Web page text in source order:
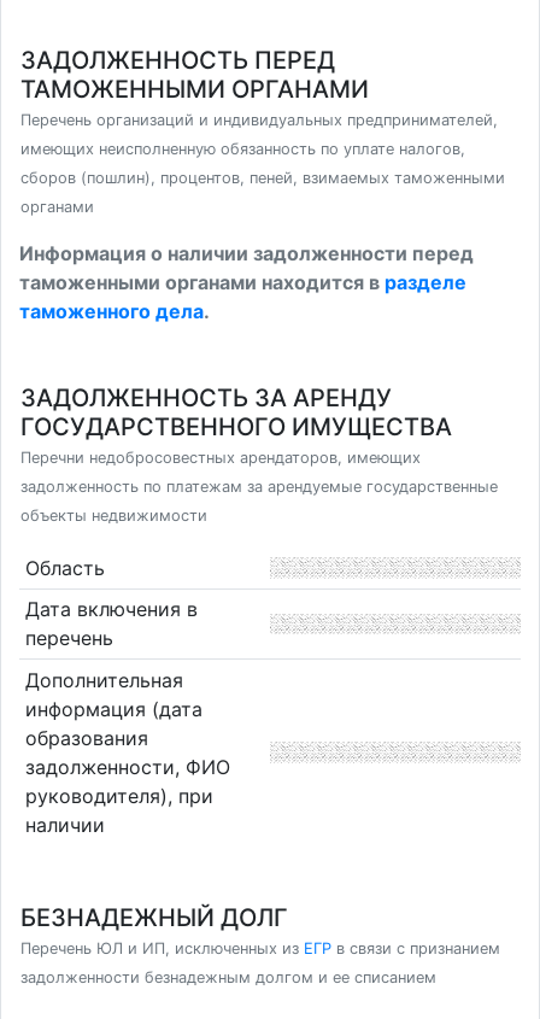
ЗАДОЛЖЕННОСТЬ ПЕРЕД
ТАМОЖЕННЫМИ ОРГАНАМИ
Перечень организаций и индивидуальных предпринимателей,
имеющих неисполненную обязанность по уплате налогов,
сборов (пошлин), процентов, пеней, взимаемых таможенными
органами
Информация о наличии задолженности перед
таможенными органами находится в разделе
таможенного дела.
ЗАДОЛЖЕННОСТЬ ЗА АРЕНДУ
ГОСУДАРСТВЕННОГО ИМУЩЕСТВА
Перечни недобросовестных арендаторов, имеющих
задолженность по платежам за арендуемые государственные
объекты недвижимости
Область
Дата включения в
перечень
Дополнительная
информация (дата
образования
задолженности, ФИО
руководителя), при
наличии
БЕЗНАДЕЖНЫЙ ДОЛГ
Перечень ЮЛ и ИП, исключенных из ЕГР в связи с признанием
задолженности безнадежным долгом и ее списанием